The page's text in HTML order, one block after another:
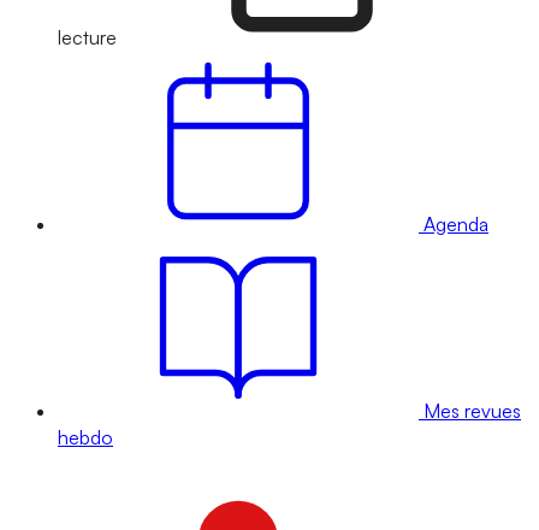
lecture
Agenda
Mes revues
hebdo